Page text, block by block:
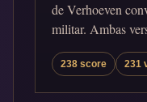
de Verhoeven
militar. Ambas
238 score 231